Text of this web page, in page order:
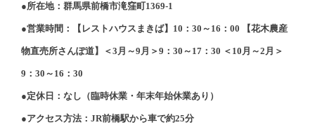
●所在地：群馬県前橋市滝窪町1369-1
●営業時間：【レストハウスまきば】10：30～16：00 【花木農産
物直売所さんぽ道】＜3月～9月＞9：30～17：30 ＜10月～2月＞
9：30～16：30
●定休日：なし（臨時休業・年末年始休業あり）
●アクセス方法：JR前橋駅から車で約25分